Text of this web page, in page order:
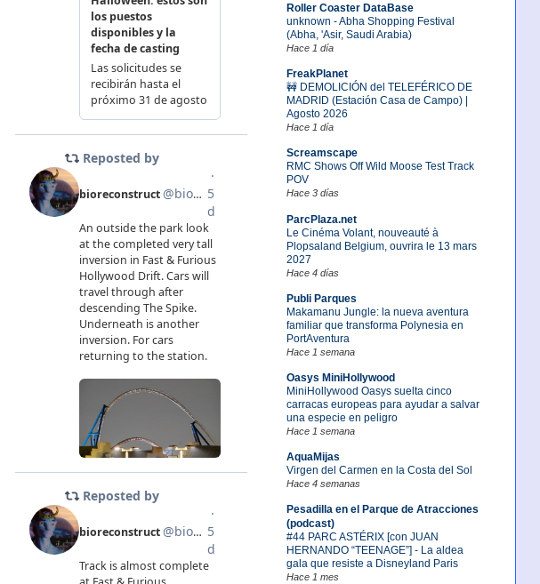
Roller Coaster DataBase
unknown - Abha Shopping Festival
(Abha, 'Asir, Saudi Arabia)
Hace 1 día
FreakPlanet
🚧 DEMOLICIÓN del TELEFÉRICO DE
MADRID (Estación Casa de Campo) |
Agosto 2026
Hace 1 día
Screamscape
RMC Shows Off Wild Moose Test Track
POV
Hace 3 días
ParcPlaza.net
Le Cinéma Volant, nouveauté à
Plopsaland Belgium, ouvrira le 13 mars
2027
Hace 4 días
Publi Parques
Makamanu Jungle: la nueva aventura
familiar que transforma Polynesia en
PortAventura
Hace 1 semana
Oasys MiniHollywood
MiniHollywood Oasys suelta cinco
carracas europeas para ayudar a salvar
una especie en peligro
Hace 1 semana
AquaMijas
Virgen del Carmen en la Costa del Sol
Hace 4 semanas
Pesadilla en el Parque de Atracciones
(podcast)
#44 PARC ASTÉRIX [con JUAN
HERNANDO “TEENAGE”] - La aldea
gala que resiste a Disneyland Paris
Hace 1 mes